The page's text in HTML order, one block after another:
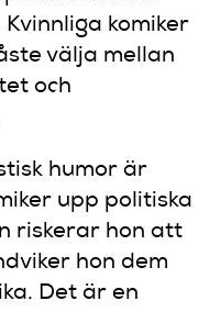
komiker
välja mellan
och
humor är
upp politiska
riskerar hon att
hon dem
Det är en